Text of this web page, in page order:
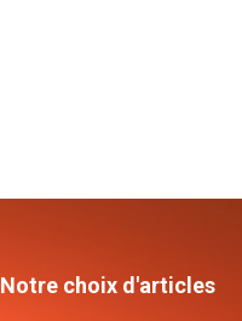
Notre choix d'articles